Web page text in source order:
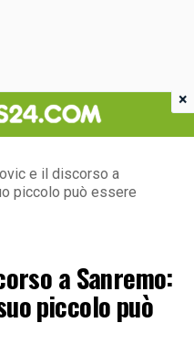
e il discorso a
piccolo può essere
a Sanremo:
piccolo può
×